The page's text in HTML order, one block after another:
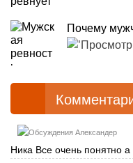
Почему
Александер
Ника Все очень понятно а